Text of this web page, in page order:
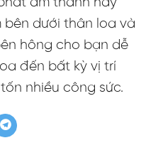
âm thanh hay
bên dưới thân loa và
hông cho bạn dễ
đến bất kỳ vị trí
nhiều công sức.